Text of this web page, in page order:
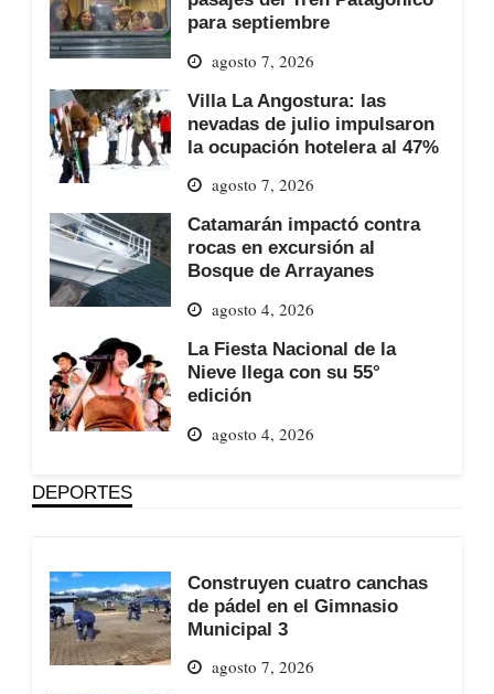
para septiembre
agosto 7, 2026
Villa La Angostura: las
nevadas de julio impulsaron
la ocupación hotelera al 47%
agosto 7, 2026
Catamarán impactó contra
rocas en excursión al
Bosque de Arrayanes
agosto 4, 2026
La Fiesta Nacional de la
Nieve llega con su 55°
edición
agosto 4, 2026
DEPORTES
Construyen cuatro canchas
de pádel en el Gimnasio
Municipal 3
agosto 7, 2026